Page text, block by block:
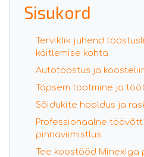
Sisukord
Terviklik juhend
käitlemise kohta
Autotööstus ja
Täpsem tootmine ja
Sõidukite hooldus ja
Professionaalne
pinnaviimistlus
Tee koostööd Minexiga